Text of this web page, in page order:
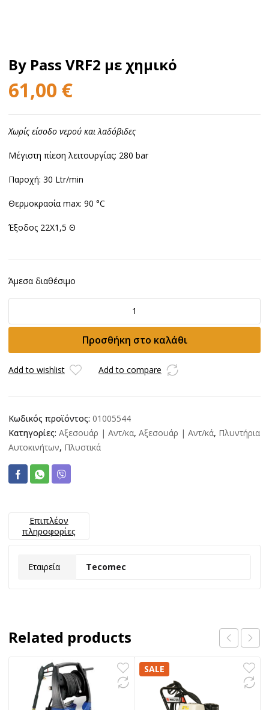
By Pass VRF2 με χημικό
61,00 €
Χωρίς είσοδο νερού και λαδόβιδες
Μέγιστη πίεση λειτουργίας: 280 bar
Παροχή: 30 Ltr/min
Θερμοκρασία max: 90 °C
Έξοδος 22Χ1,5 Θ
Άμεσα διαθέσιμο
VRF2
χημικό
ποσότητα
Προσθήκη στο καλάθι
Add to wishlist Add to compare
Κωδικός προϊόντος: 01005544
Κατηγορίες: Αξεσουάρ | Αντ/κα, Αξεσουάρ | Αντ/κά, Πλυντήρια
Αυτοκινήτων, Πλυστικά
Επιπλέον
πληροφορίες
Εταιρεία Tecomec
Related products
SALE